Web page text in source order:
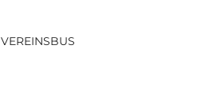
VEREINSBUS